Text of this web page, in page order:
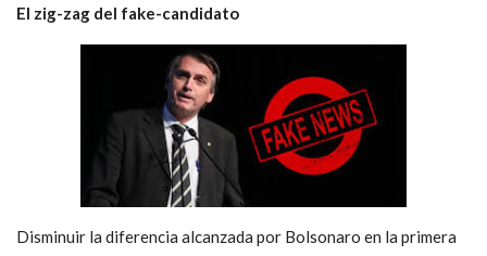
El zig-zag del fake-candidato
Disminuir la diferencia alcanzada por Bolsonaro en la primera